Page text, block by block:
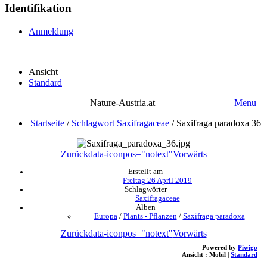
Identifikation
Anmeldung
Ansicht
Standard
Nature-Austria.at
Menu
Startseite/ Schlagwort Saxifragaceae/ Saxifraga paradoxa 36
Zurückdata-iconpos="notext"Vorwärts
Erstellt am
Freitag 26 April 2019
Schlagwörter
Saxifragaceae
Alben
Europa / Plants - Pflanzen / Saxifraga paradoxa
Zurückdata-iconpos="notext"Vorwärts
Powered by Piwigo
Ansicht : Mobil Standard